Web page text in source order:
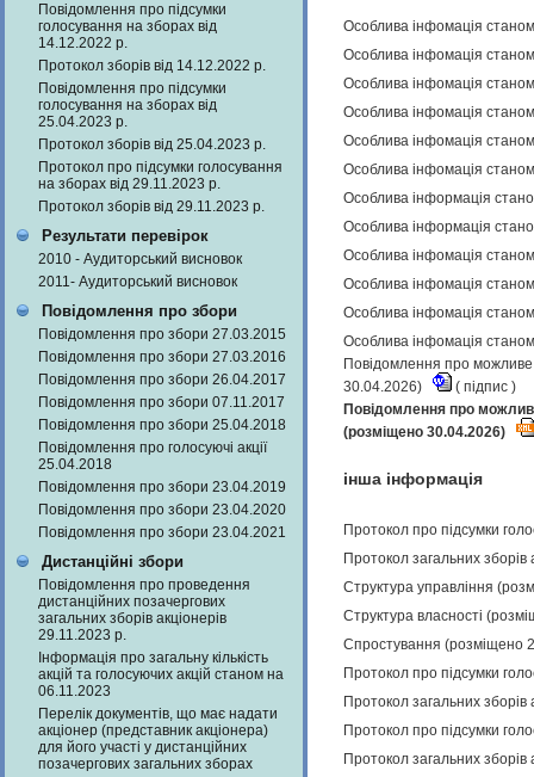
Повідомлення про підсумки
голосування на зборах від
14.12.2022 р.
Протокол зборів від 14.12.2022 р.
Повідомлення про підсумки
голосування на зборах від
25.04.2023 р.
Протокол зборів від 25.04.2023 р.
Протокол про підсумки голосування
на зборах від 29.11.2023 р.
Протокол зборів від 29.11.2023 р.
Результати перевірок
2010 - Аудиторський висновок
2011- Аудиторський висновок
Повідомлення про збори
Повідомлення про збори 27.03.2015
Повідомлення про збори 27.03.2016
Повідомлення про збори 26.04.2017
Повідомлення про збори 07.11.2017
Повідомлення про збори 25.04.2018
Повідомлення про голосуючі акції
25.04.2018
Повідомлення про збори 23.04.2019
Повідомлення про збори 23.04.2020
Повідомлення про збори 23.04.2021
Дистанційні збори
Повідомлення про проведення
дистанційних позачергових
загальних зборів акціонерів
29.11.2023 р.
Інформація про загальну кількість
акцій та голосуючих акцій станом на
06.11.2023
Перелік документів, що має надати
акціонер (представник акціонера)
для його участі у дистанційних
позачергових загальних зборах
Особлива інфомація
Особлива інфомація
Особлива інфомація
Особлива інфомація
Особлива інфомація
Особлива інфомація
Особлива інформація
Особлива інформація
Особлива інфомація
Особлива інфомація
Особлива інфомація
Особлива інфомація
Повідомлення про можливе
30.04.2026)
( підпис )
Повідомлення про
(розміщено 30.04.2026)
інша інформація
Протокол про підсумки
Протокол загальних
Структура управління
Структура власності
Спростування (розміщено
Протокол про підсумки
Протокол загальних
Протокол про підсумки
Протокол загальних